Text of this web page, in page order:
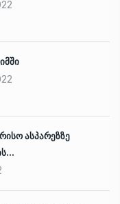
ასპარეზზე